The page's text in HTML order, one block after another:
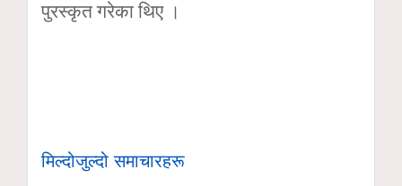
पुरस्कृत गरेका थिए ।
मिल्दोजुल्दो समाचारहरू